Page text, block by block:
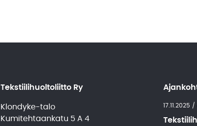
Tekstiilihuoltoliitto Ry
Klondyke-talo
Kumitehtaankatu 5 A 4
17.11.2025 /